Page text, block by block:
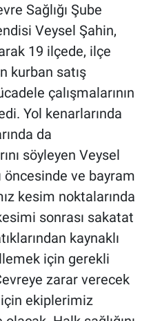
Sağlığı Şube
Veysel Şahin,
19 ilçede, ilçe
kurban satış
çalışmalarının
Yol kenarlarında
da
söyleyen Veysel
öncesinde ve bayram
kesim noktalarında
sonrası sakatat
kaynaklı
için gerekli
zarar verecek
ekiplerimiz